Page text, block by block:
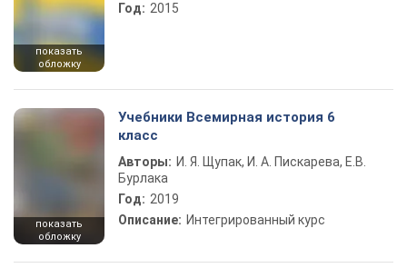
показать
обложку
Год: 2015
показать
обложку
Учебники Всемирная история 6
класс
Авторы: И. Я. Щупак, И. А. Пискарева, Е.В.
Бурлака
Год: 2019
Описание: Интегрированный курс